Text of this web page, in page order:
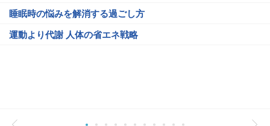
睡眠時の悩みを解消する過ごし方
運動より代謝 人体の省エネ戦略